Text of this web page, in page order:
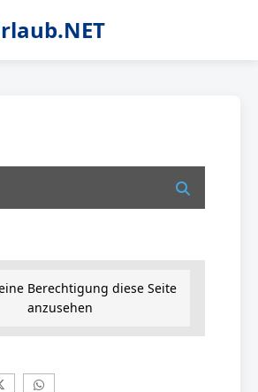
Berechtigung diese Seite
anzusehen